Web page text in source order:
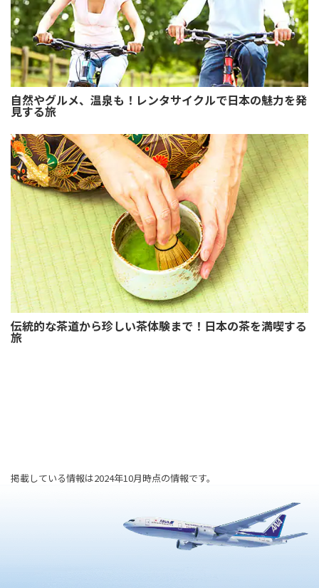
自然やグルメ、温泉も！レンタサイクルで日本の魅力を発
見する旅
伝統的な茶道から珍しい茶体験まで！日本の茶を満喫する
旅
掲載している情報は2024年10月時点の情報です。